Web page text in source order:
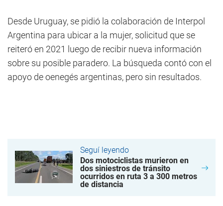
Desde Uruguay, se pidió la colaboración de Interpol
Argentina para ubicar a la mujer, solicitud que se
reiteró en 2021 luego de recibir nueva información
sobre su posible paradero. La búsqueda contó con el
apoyo de oenegés argentinas, pero sin resultados.
Seguí leyendo
Dos motociclistas murieron en
dos siniestros de tránsito
ocurridos en ruta 3 a 300 metros
de distancia